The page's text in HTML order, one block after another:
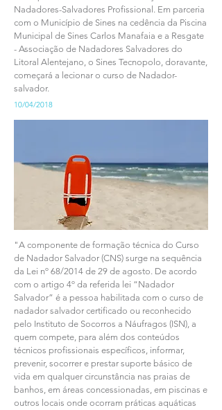
Nadadores-Salvadores Profissional. Em parceria
com o Município de Sines na cedência da Piscina
Municipal de Sines Carlos Manafaia e a Resgate
- Associação de Nadadores Salvadores do
Litoral Alentejano, o Sines Tecnopolo, doravante,
começará a lecionar o curso de Nadador-
salvador.
10/04/2018
"A componente de formação técnica do Curso
de Nadador Salvador (CNS) surge na sequência
da Lei nº 68/2014 de 29 de agosto. De acordo
com o artigo 4º da referida lei “Nadador
Salvador” é a pessoa habilitada com o curso de
nadador salvador certificado ou reconhecido
pelo Instituto de Socorros a Náufragos (ISN), a
quem compete, para além dos conteúdos
técnicos profissionais específicos, informar,
prevenir, socorrer e prestar suporte básico de
vida em qualquer circunstância nas praias de
banhos, em áreas concessionadas, em piscinas e
outros locais onde ocorram práticas aquáticas